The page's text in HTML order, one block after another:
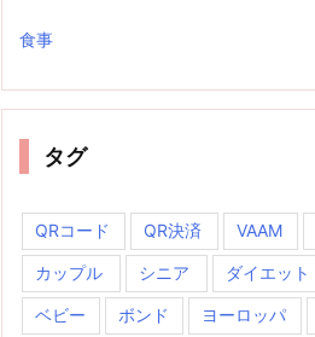
食事
タグ
QRコード QR決済 VAAM
カップル シニア ダイエット
ベビー ボンド ヨーロッパ